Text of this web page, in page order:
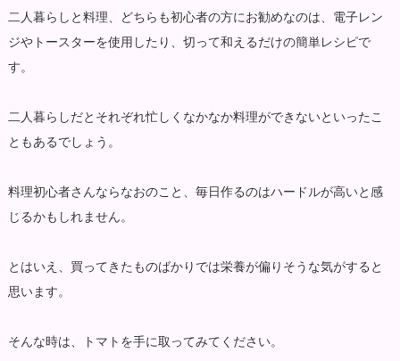
二人暮らしと料理、どちらも初心者の方にお勧めなのは、電子レン
ジやトースターを使用したり、切って和えるだけの簡単レシピで
す。
二人暮らしだとそれぞれ忙しくなかなか料理ができないといったこ
ともあるでしょう。
料理初心者さんならなおのこと、毎日作るのはハードルが高いと感
じるかもしれません。
とはいえ、買ってきたものばかりでは栄養が偏りそうな気がすると
思います。
そんな時は、トマトを手に取ってみてください。